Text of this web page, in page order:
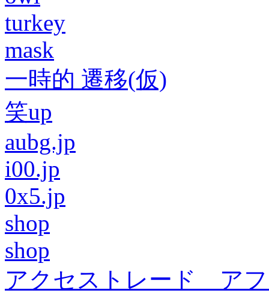
turkey
mask
一時的 遷移(仮)
笑up
aubg.jp
i00.jp
0x5.jp
shop
shop
アクセストレード ア